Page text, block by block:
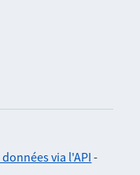
via l'API -